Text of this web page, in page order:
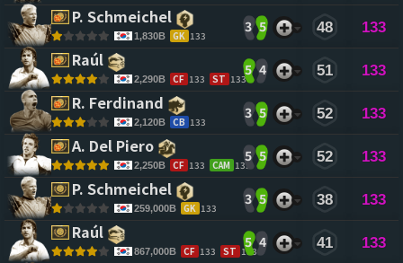
P. Schmeichel
1,830B GK 133
3 5 48 133
Raúl
2,290B CF 133 ST 133
5 4 51 133
R. Ferdinand
2,120B CB 133
3 5 52 133
A. Del Piero
2,250B CF 133 CAM 133
5 5 52 133
P. Schmeichel
259,000B GK 133
3 5 38 133
Raúl
867,000B CF 133 ST 133
5 4 41 133